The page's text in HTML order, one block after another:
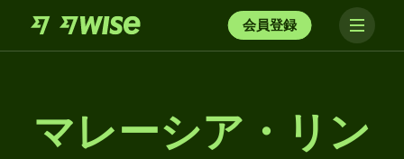
会員登録
マレーシア・リン